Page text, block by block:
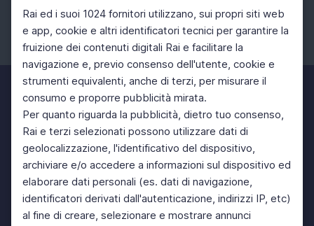
Rai ed i suoi 1024 fornitori utilizzano, sui propri siti web
e app, cookie e altri identificatori tecnici per garantire la
fruizione dei contenuti digitali Rai e facilitare la
navigazione e, previo consenso dell'utente, cookie e
strumenti equivalenti, anche di terzi, per misurare il
consumo e proporre pubblicità mirata.
Per quanto riguarda la pubblicità, dietro tuo consenso,
Rai e terzi selezionati possono utilizzare dati di
geolocalizzazione, l'identificativo del dispositivo,
archiviare e/o accedere a informazioni sul dispositivo ed
elaborare dati personali (es. dati di navigazione,
identificatori derivati dall'autenticazione, indirizzi IP, etc)
al fine di creare, selezionare e mostrare annunci
Facebook Instagram Twitter